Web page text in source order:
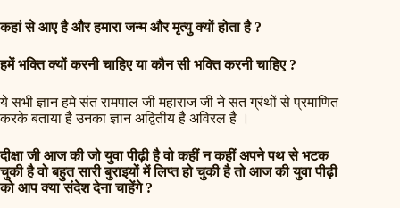
कहां से आए है और हमारा जन्म और मृत्यु क्यों होता है ?
हमें भक्ति क्यों करनी चाहिए या कौन सी भक्ति करनी चाहिए ?
ये सभी ज्ञान हमे संत रामपाल जी महाराज जी ने सत ग्रंथों से प्रमाणित
करके बताया है उनका ज्ञान अद्वितीय है अविरल है ।
दीक्षा जी आज की जो युवा पीढ़ी है वो कहीं न कहीं अपने पथ से भटक
चुकी है वो बहुत सारी बुराइयों में लिप्त हो चुकी है तो आज की युवा पीढ़ी
को आप क्या संदेश देना चाहेंगे ?